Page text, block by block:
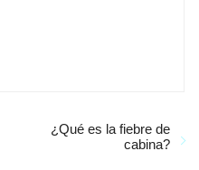
¿Qué es la fiebre de
cabina?